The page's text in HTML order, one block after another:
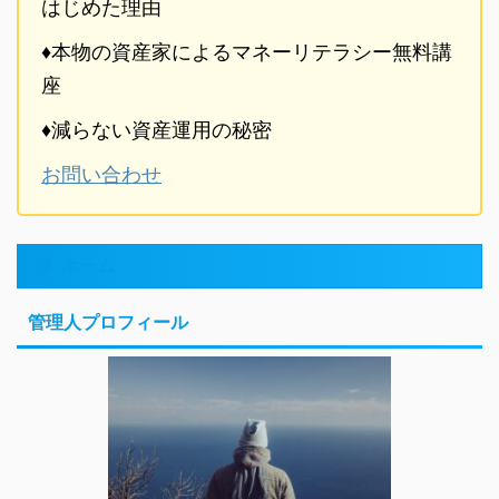
はじめた理由
♦本物の資産家によるマネーリテラシー無料講
座
♦減らない資産運用の秘密
お問い合わせ
管理人プロフィール